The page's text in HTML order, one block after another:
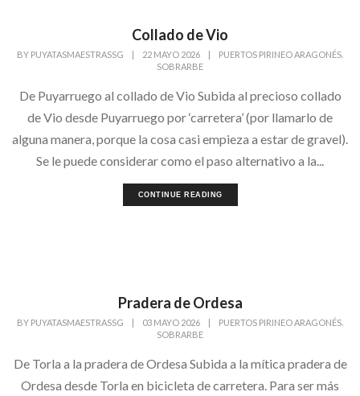
Collado de Vio
BY PUYATASMAESTRASSG 22 MAYO 2026 PUERTOS PIRINEO ARAGONÉS
SOBRARBE
De Puyarruego al collado de Vio Subida al precioso collado
de Vio desde Puyarruego por ‘carretera’ (por llamarlo de
alguna manera, porque la cosa casi empieza a estar de gravel).
Se le puede considerar como el paso alternativo a la...
CONTINUE READING
Pradera de Ordesa
BY PUYATASMAESTRASSG 03 MAYO 2026 PUERTOS PIRINEO ARAGONÉS
SOBRARBE
De Torla a la pradera de Ordesa Subida a la mítica pradera de
Ordesa desde Torla en bicicleta de carretera. Para ser más